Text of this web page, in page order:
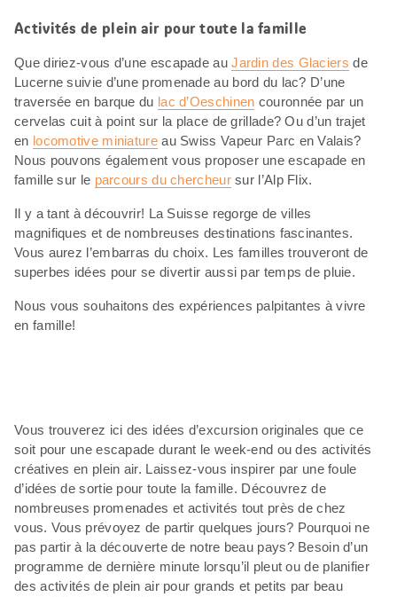
Activités de plein air pour toute la famille
Que diriez-vous d’une escapade auJardin des Glaciers de
Lucerne suivie d’une promenade au bord du lac? D’une
traversée en barque du lac d’Oeschinen couronnée par un
cervelas cuit à point sur la place de grillade? Ou d’un trajet
en locomotive miniatureau Swiss Vapeur Parc en Valais?
Nous pouvons également vous proposer une escapade en
famille sur le parcours du chercheursur l’Alp Flix.
Il y a tant à découvrir! La Suisse regorge de villes
magnifiques et de nombreuses destinations fascinantes.
Vous aurez l’embarras du choix. Les familles trouveront de
superbes idées pour se divertir aussi par temps de pluie.
Nous vous souhaitons des expériences palpitantes à vivre
en famille!
Vous trouverez ici des idées d’excursion originales que ce
soit pour une escapade durant le week-end ou des activités
créatives en plein air. Laissez-vous inspirer par une foule
d’idées de sortie pour toute la famille. Découvrez de
nombreuses promenades et activités tout près de chez
vous. Vous prévoyez de partir quelques jours? Pourquoi ne
pas partir à la découverte de notre beau pays? Besoin d’un
programme de dernière minute lorsqu’il pleut ou de planifier
des activités de plein air pour grands et petits par beau